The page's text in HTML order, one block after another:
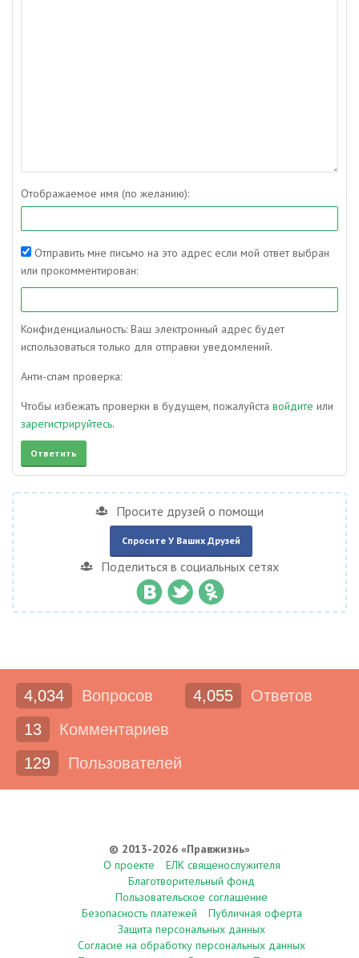
Отображаемое имя (по желанию):
Отправить мне письмо на это адрес если мой ответ выбран
или прокомментирован:
Конфиденциальность: Ваш электронный адрес будет
использоваться только для отправки уведомлений.
Анти-спам проверка:
Чтобы избежать проверки в будущем, пожалуйста войдите или
зарегистрируйтесь.
Просите друзей о помощи
Спросите У Ваших Друзей
Поделиться в социальных сетях
4,034 Вопросов 4,055
Ответов
13
Комментариев
129
Пользователей
© 2013-2026 «Правжизнь»
О проекте
ЕЛК священослужителя
Благотворительный фонд
Пользовательское соглашение
Безопасность платежей
Публичная оферта
Защита персональных данных
Согласие на обработку персональных данных